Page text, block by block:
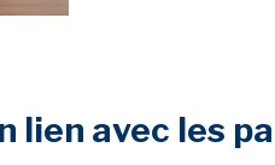
lien avec les